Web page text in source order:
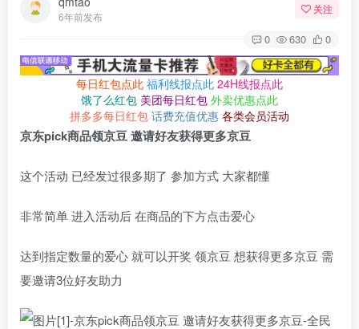
6年前发布
关注
0 630 0
每日红包点此 福利线报点此 24H线报点此
饿了么红包 美团每日红包 外卖优惠点此
拼多多每日红包 话费充值优惠 各类会员活动
京东pick商品领京豆 邀请好友获得更多京豆
这个活动 已经发过很多期了 参加方式 大家都懂
非常简单 进入活动后 在商品的下方点击爱心
达到指定数量的爱心 就可以开奖 领京豆 想获得更多京豆 需
要邀请3位好友助力